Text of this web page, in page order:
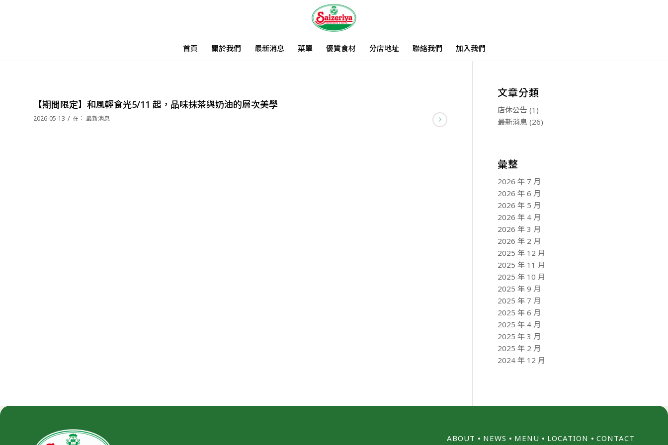
首頁 關於我們 最新消息 菜單 優質食材 分店地址 聯絡我們 加入我們
【期間限定】和風輕食光5/11 起，品味抹茶與奶油的層次美學
2026-05-13 / 在： 最新消息
文章分類
店休公告 (1)
最新消息 (26)
彙整
2026 年 7 月
2026 年 6 月
2026 年 5 月
2026 年 4 月
2026 年 3 月
2026 年 2 月
2025 年 12 月
2025 年 11 月
2025 年 10 月
2025 年 9 月
2025 年 7 月
2025 年 6 月
2025 年 4 月
2025 年 3 月
2025 年 2 月
2024 年 12 月
ABOUT ⦁ NEWS ⦁ MENU ⦁ LOCATION ⦁ CONTACT